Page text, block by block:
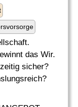
das Wir.
sicher?